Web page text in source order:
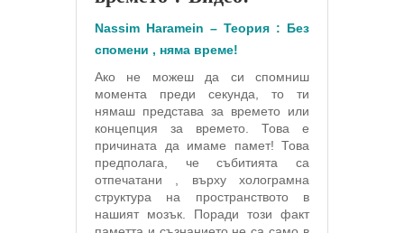
Nassim Haramein – Теория : Без
спомени , няма време!
Ако не можеш да си спомниш
момента преди секунда, то ти
нямаш представа за времето или
концепция за времето. Това е
причината да имаме памет! Това
предполага, че събитията са
отпечатани , върху холограмна
структура на пространството в
нашият мозък. Поради този факт